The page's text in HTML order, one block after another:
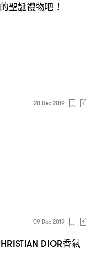
聖誕禮物吧 ！
20 Dec 2019
09 Dec 2019
DIOR香氣